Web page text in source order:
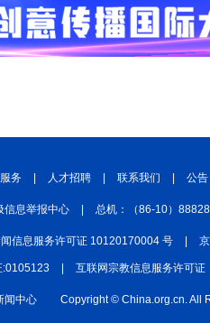
务 人才招聘 联系我们 公告
信息举报中心 总机：（86-10）
信息服务许可证 10120170004 号
:0105123 互联网宗教信息服务许可
闻中心 Copyright © China.org.cn. All